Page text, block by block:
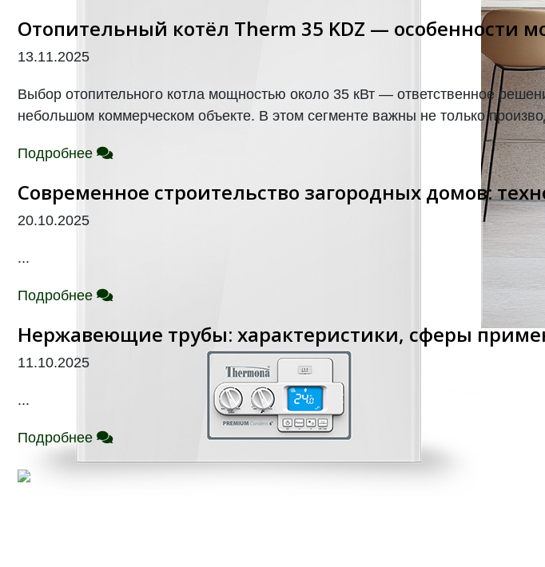
Отопительный котёл Therm 35 KDZ — особенности
13.11.2025
Выбор отопительного котла мощностью около 35 кВт — ответственное
небольшом коммерческом объекте. В этом сегменте важны не только
Подробнее
Современное строительство загородных домов:
20.10.2025
...
Подробнее
Нержавеющие трубы: характеристики, сферы
11.10.2025
...
Подробнее